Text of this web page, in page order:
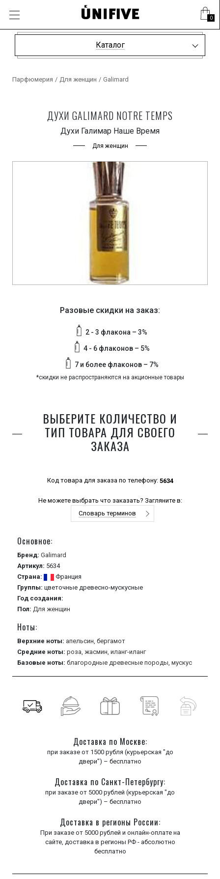
0
Каталог
Парфюмерия / Для женщин / Galimard
ДУХИ GALIMARD NOTRE TEMPS
Духи Галимар Наше Время
Для женщин
Разовые скидки на заказ:
2 - 3 флакона – 3%
4 - 6 флаконов – 5%
7 и более флаконов – 7%
*скидки не распространяются на акционные товары
ВЫБЕРИТЕ КОЛИЧЕСТВО И
ТИП ТОВАРА ДЛЯ СВОЕГО
ЗАКАЗА
Код товара для заказа по телефону: 5634
Не можете выбрать что заказать? Загляните в:
Словарь терминов
Основное:
Бренд: Galimard
Артикул: 5634
Страна:
Франция
Группы: цветочные древесно-мускусные
Год создания:
Пол: Для женщин
Ноты:
Верхние ноты: апельсин, бергамот
Средние ноты: роза, жасмин, иланг-иланг
Базовые ноты: благородные древесные породы, мускус
Доставка по Москве:
при заказе от 1500 рубля (курьерская "до
двери") – бесплатно
Доставка по Санкт-Петербургу:
при заказе от 5000 рублей (курьерская "до
двери") – бесплатно
Доставка в регионы России:
При заказе от 5000 рублей и онлайн-оплате на
сайте, доставка в регионы РФ - абсолютно
бесплатно